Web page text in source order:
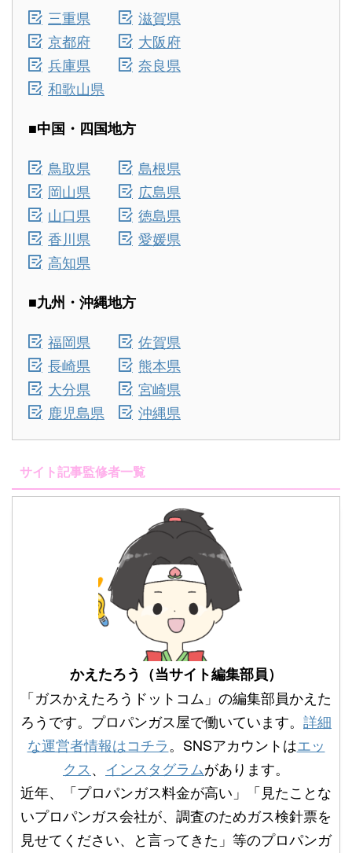
三重県
滋賀県
京都府
大阪府
兵庫県
奈良県
和歌山県
■中国・四国地方
鳥取県
島根県
岡山県
広島県
山口県
徳島県
香川県
愛媛県
高知県
■九州・沖縄地方
福岡県
佐賀県
長崎県
熊本県
大分県
宮崎県
鹿児島県
沖縄県
サイト記事監修者一覧
かえたろう（当サイト編集部員）
「ガスかえたろうドットコム」の編集部員かえた
ろうです。プロパンガス屋で働いています。 詳細
な運営者情報はコチラ。SNSアカウントはエッ
クス、 インスタグラムがあります。
近年、「プロパンガス料金が高い」「見たことな
いプロパンガス会社が、調査のためガス検針票を
見せてください、と言ってきた」等のプロパンガ